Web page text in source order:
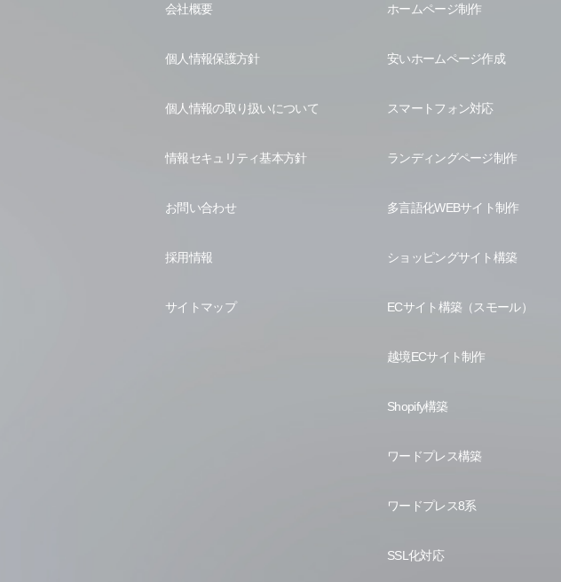
会社概要
個人情報保護方針
個人情報の取り扱いについて
情報セキュリティ基本方針
お問い合わせ
採用情報
サイトマップ
ホームページ制作
安いホームページ作成
スマートフォン対応
ランディングページ制作
多言語化WEBサイト制作
ショッピングサイト構築
ECサイト構築（スモール）
越境ECサイト制作
Shopify構築
ワードプレス構築
ワードプレス8系
SSL化対応